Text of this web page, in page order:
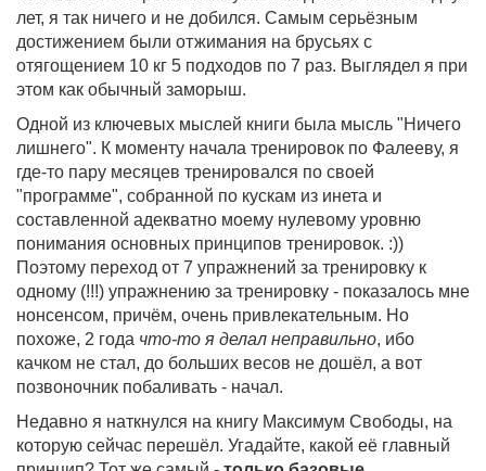
лет, я так ничего и не добился. Самым серьёзным
достижением были отжимания на брусьях с
отягощением 10 кг 5 подходов по 7 раз. Выглядел я при
этом как обычный заморыш.
Одной из ключевых мыслей книги была мысль "Ничего
лишнего". К моменту начала тренировок по Фалееву, я
где-то пару месяцев тренировался по своей
"программе", собранной по кускам из инета и
составленной адекватно моему нулевому уровню
понимания основных принципов тренировок. :))
Поэтому переход от 7 упражнений за тренировку к
одному (!!!) упражнению за тренировку - показалось мне
нонсенсом, причём, очень привлекательным. Но
похоже, 2 года что-то я делал неправильно, ибо
качком не стал, до больших весов не дошёл, а вот
позвоночник побаливать - начал.
Недавно я наткнулся на книгу Максимум Свободы, на
которую сейчас перешёл. Угадайте, какой её главный